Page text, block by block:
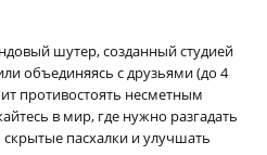
шутер, созданный студией
объединяясь с друзьями (до 4
противостоять несметным
в мир, где нужно разгадать
пасхалки и улучшать